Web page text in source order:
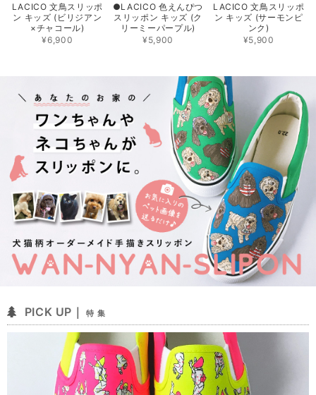
LACICO 文鳥スリッポ
ン キッズ (ビリジアン
×チャコール)
¥6,900
●LACICO 色えんぴつ
スリッポン キッズ (ク
リーミーパープル)
¥5,900
LACICO 文鳥スリッポ
ン キッズ (サーモンピ
ンク)
¥5,900
PICK UP｜ 特 集